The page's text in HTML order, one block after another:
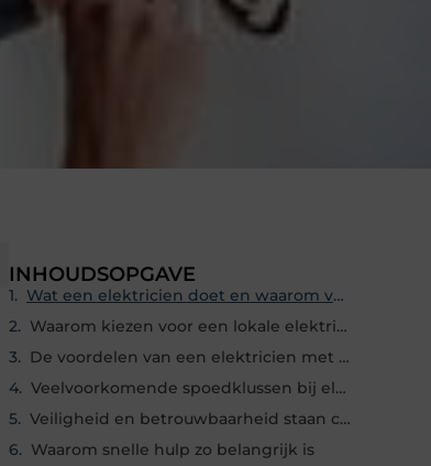
INHOUDSOPGAVE
Wat een elektricien doet en waarom vakwerk belangrijk is
Waarom kiezen voor een lokale elektricien in Heerlen
De voordelen van een elektricien met spoedservice
Veelvoorkomende spoedklussen bij elektra
Veiligheid en betrouwbaarheid staan centraal
Waarom snelle hulp zo belangrijk is